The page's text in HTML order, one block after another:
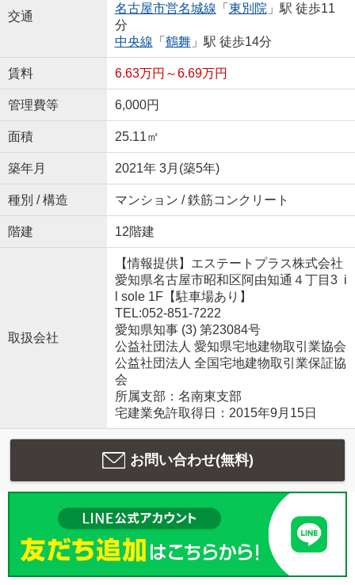
交通
名古屋市営名城線 「 東別院 」駅 徒歩11
分
中央線 「 鶴舞」駅 徒歩14分
賃料 6.63万円～6.69万円
管理費等 6,000円
面積 25.11㎡
築年月 2021年 3月(築5年)
種別 / 構造 マンション / 鉄筋コンクリート
階建 12階建
取扱会社
【情報提供】エステートプラス株式会社
愛知県名古屋市昭和区阿由知通４丁目3 i
l sole 1F【駐車場あり】
TEL:052-851-7222
愛知県知事 (3) 第23084号
公益社団法人 愛知県宅地建物取引業協会
公益社団法人 全国宅地建物取引業保証協
会
所属支部：名南東支部
宅建業免許取得日：2015年9月15日
お問い合わせ(無料)